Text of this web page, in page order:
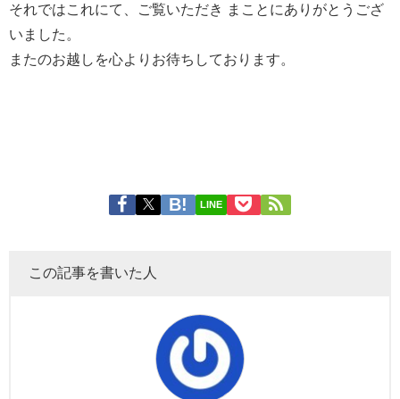
それではこれにて、ご覧いただき まことにありがとうござ
いました。
またのお越しを心よりお待ちしております。
LINE
この記事を書いた人